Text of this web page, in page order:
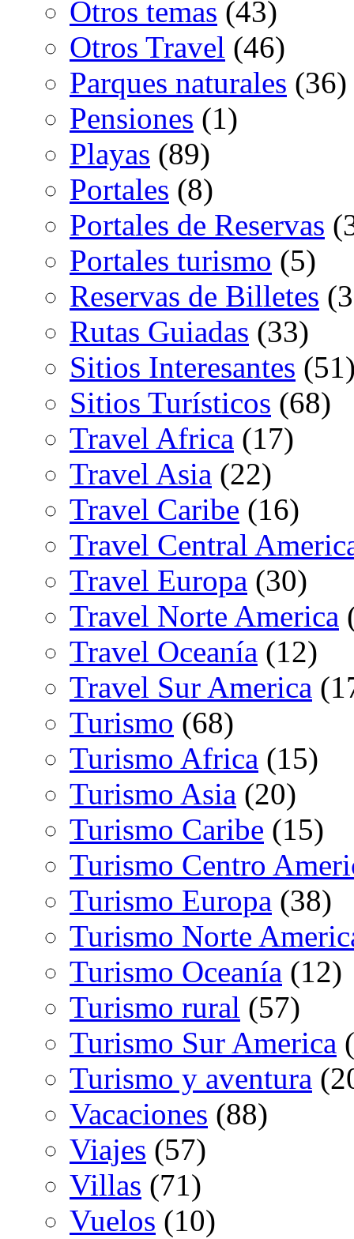
Otros temas (43)
Otros Travel (46)
Parques naturales (36)
Pensiones (1)
Playas (89)
Portales (8)
Portales de Reservas
Portales turismo (5)
Reservas de Billetes
Rutas Guiadas (33)
Sitios Interesantes
Sitios Turísticos (68)
Travel Africa (17)
Travel Asia (22)
Travel Caribe (16)
Travel Central
Travel Europa (30)
Travel Norte America
Travel Oceanía (12)
Travel Sur America
Turismo (68)
Turismo Africa (15)
Turismo Asia (20)
Turismo Caribe (15)
Turismo Centro
Turismo Europa (38)
Turismo Norte
Turismo Oceanía (12)
Turismo rural (57)
Turismo Sur America
Turismo y aventura
Vacaciones (88)
Viajes (57)
Villas (71)
Vuelos (10)